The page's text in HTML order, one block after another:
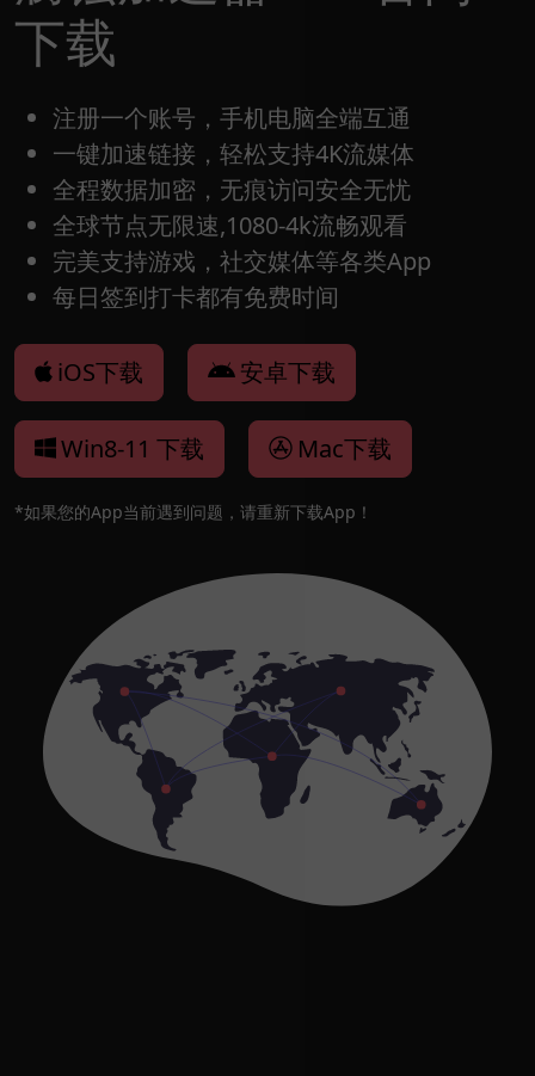
下载
注册一个账号，手机电脑全端互通
一键加速链接，轻松支持4K流媒体
全程数据加密，无痕访问安全无忧
全球节点无限速,1080-4k流畅观看
完美支持游戏，社交媒体等各类App
每日签到打卡都有免费时间
iOS下载 安卓下载
Win8-11 下载 Mac下载
*如果您的App当前遇到问题，请重新下载App！